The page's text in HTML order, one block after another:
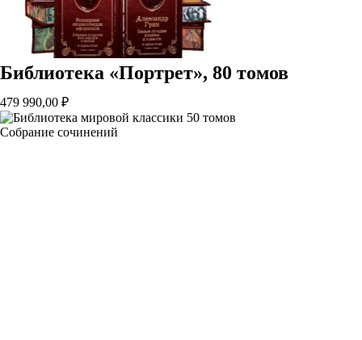
Библиотека «Портрет», 80 томов
479 990,00 ₽